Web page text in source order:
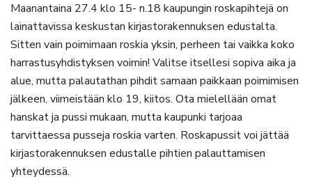
Maanantaina 27.4 klo 15- n.18 kaupungin roskapihtejä on
lainattavissa keskustan kirjastorakennuksen edustalta.
Sitten vain poimimaan roskia yksin, perheen tai vaikka koko
harrastusyhdistyksen voimin! Valitse itsellesi sopiva aika ja
alue, mutta palautathan pihdit samaan paikkaan poimimisen
jälkeen, viimeistään klo 19, kiitos. Ota mielellään omat
hanskat ja pussi mukaan, mutta kaupunki tarjoaa
tarvittaessa pusseja roskia varten. Roskapussit voi jättää
kirjastorakennuksen edustalle pihtien palauttamisen
yhteydessä.